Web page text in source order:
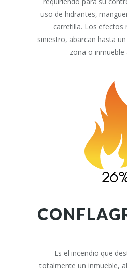
uso de hidrantes,
carretilla. Los efectos
siniestro, abarcan hasta
zona o inmueble
Es el incendio que
totalmente un inmueble,